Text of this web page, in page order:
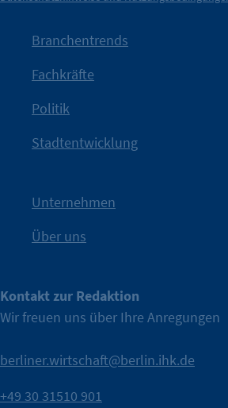
IHK Berlin. Offizieller Unterstützer der
Nach einer aufmerksamkeitsstarken
Kampagne der IHK Berlin in die
IHK?“wurde bewusst Neugier
mit Haltung.
Branchentrends
Fachkräfte
Politik
Stadtentwicklung
Unternehmen
Über uns
Kontakt zur Redaktion
Wir freuen uns über Ihre Anregungen
berliner.wirtschaft@berlin.ihk.de
+49 30 31510 901